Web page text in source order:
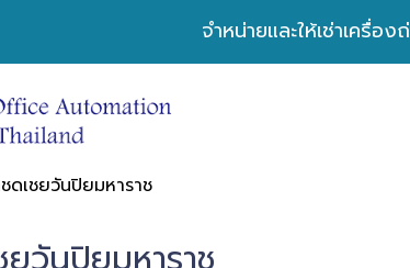
จำหน่ายและให้เช่าเครื่อ
ดเชยวันปิยมหาราช